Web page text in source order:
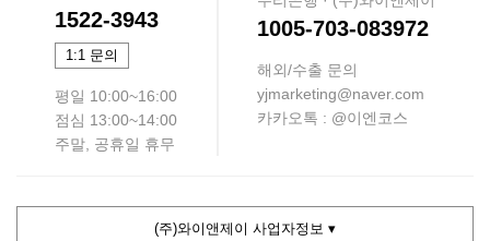
1522-3943
1:1 문의
평일 10:00~16:00
점심 13:00~14:00
주말, 공휴일 휴무
1005-703-083972
해외/수출 문의
yjmarketing@naver.com
카카오톡 : @이엔코스
(주)와이앤제이 사업자정보 ▾